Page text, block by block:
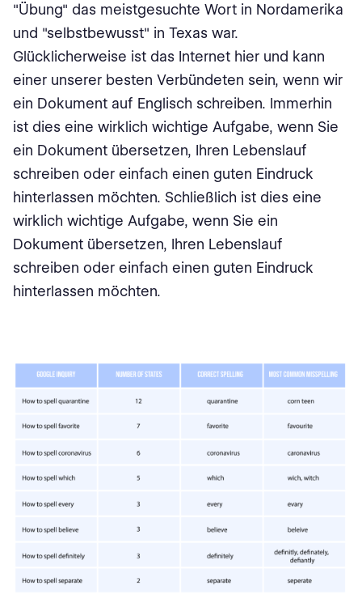
"Übung" das meistgesuchte Wort in Nordamerika
und "selbstbewusst" in Texas war.
Glücklicherweise ist das Internet hier und kann
einer unserer besten Verbündeten sein, wenn wir
ein Dokument auf Englisch schreiben. Immerhin
ist dies eine wirklich wichtige Aufgabe, wenn Sie
ein Dokument übersetzen, Ihren Lebenslauf
schreiben oder einfach einen guten Eindruck
hinterlassen möchten. Schließlich ist dies eine
wirklich wichtige Aufgabe, wenn Sie ein
Dokument übersetzen, Ihren Lebenslauf
schreiben oder einfach einen guten Eindruck
hinterlassen möchten.